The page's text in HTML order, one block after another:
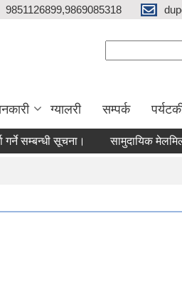
9851126899,9869085318
ग्यालरी सम्पर्क
सूचना। सामुदायिक